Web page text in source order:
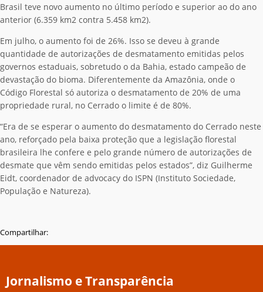
Brasil teve novo aumento no último período e superior ao do ano
anterior (6.359 km2 contra 5.458 km2).
Em julho, o aumento foi de 26%. Isso se deveu à grande
quantidade de autorizações de desmatamento emitidas pelos
governos estaduais, sobretudo o da Bahia, estado campeão de
devastação do bioma. Diferentemente da Amazônia, onde o
Código Florestal só autoriza o desmatamento de 20% de uma
propriedade rural, no Cerrado o limite é de 80%.
“Era de se esperar o aumento do desmatamento do Cerrado neste
ano, reforçado pela baixa proteção que a legislação florestal
brasileira lhe confere e pelo grande número de autorizações de
desmate que vêm sendo emitidas pelos estados”, diz Guilherme
Eidt, coordenador de advocacy do ISPN (Instituto Sociedade,
População e Natureza).
Compartilhar:
Jornalismo e Transparência